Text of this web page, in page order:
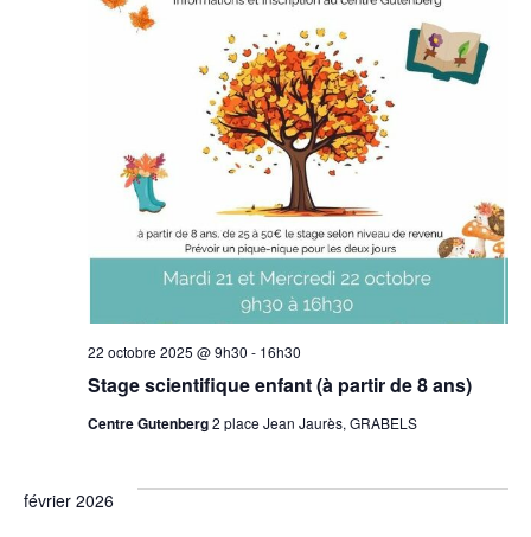
Stage scientifique enfant (à partir de 8 ans)
22 octobre 2025 @ 9h30 - 16h30
Centre Gutenberg2 place Jean Jaurès, GRABELS
février 2026